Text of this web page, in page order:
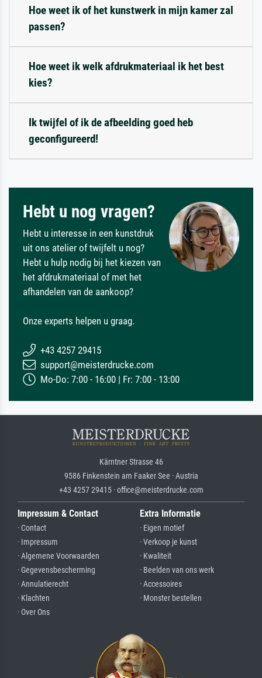
Hoe weet ik of het kunstwerk in mijn kamer zal
passen?
Hoe weet ik welk afdrukmateriaal ik het best
kies?
Ik twijfel of ik de afbeelding goed heb
geconfigureerd!
Hebt u nog vragen?
Hebt u interesse in een kunstdruk
uit ons atelier of twijfelt u nog?
Hebt u hulp nodig bij het kiezen van
het afdrukmateriaal of met het
afhandelen van de aankoop?
Onze experts helpen u graag.
+43 4257 29415
support@meisterdrucke.com
Mo-Do: 7:00 - 16:00 | Fr: 7:00 - 13:00
Kärntner Strasse 46
9586 Finkenstein am Faaker See · Austria
+43 4257 29415 · office@meisterdrucke.com
Impressum & Contact
· Contact
· Impressum
· Algemene Voorwaarden
· Gegevensbescherming
· Annulatierecht
· Klachten
· Over Ons
Extra Informatie
· Eigen motief
· Verkoop je kunst
· Kwaliteit
· Beelden van ons werk
· Accessoires
· Monster bestellen